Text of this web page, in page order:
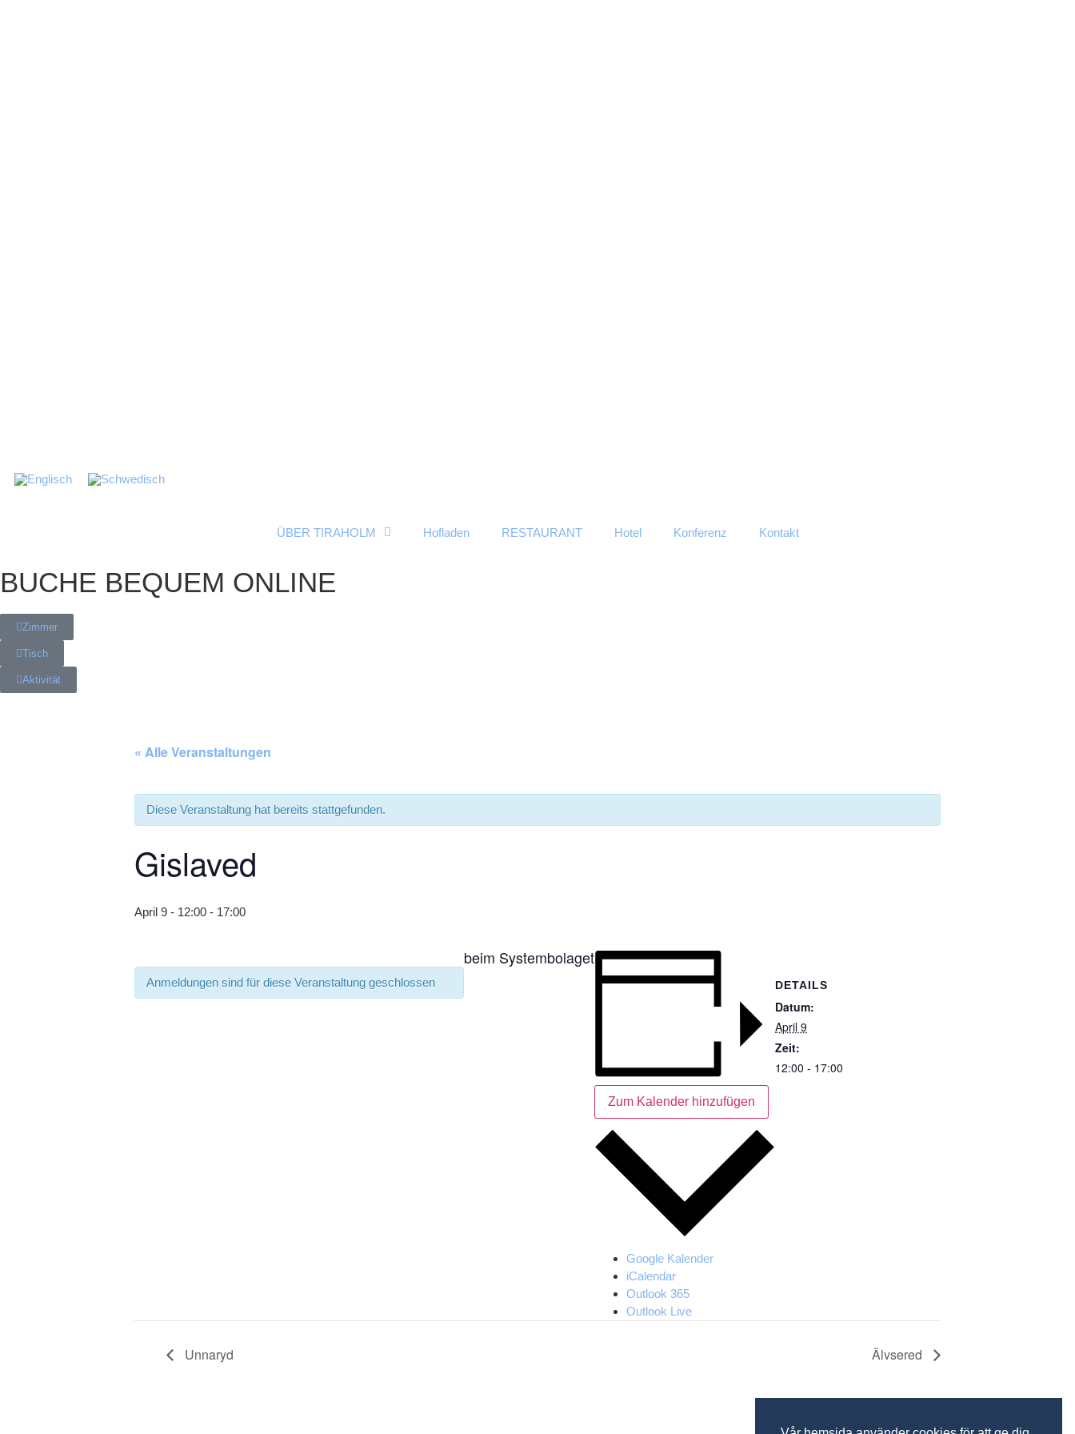
ÜBER TIRAHOLM Hofladen RESTAURANT Hotel Konferenz Kontakt
BUCHE BEQUEM ONLINE
Zimmer
Tisch
Aktivität
« Alle Veranstaltungen
Diese Veranstaltung hat bereits stattgefunden.
Gislaved
April 9 - 12:00 - 17:00
Anmeldungen sind für diese Veranstaltung geschlossen
beim Systembolaget
Zum Kalender hinzufügen
Google Kalender
iCalendar
Outlook 365
Outlook Live
DETAILS
Datum:
April 9
Zeit:
12:00 - 17:00
Unnaryd Älvsered